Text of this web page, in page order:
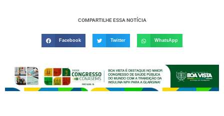
COMPARTILHE ESSA NOTÍCIA
Facebook Twitter WhatsApp